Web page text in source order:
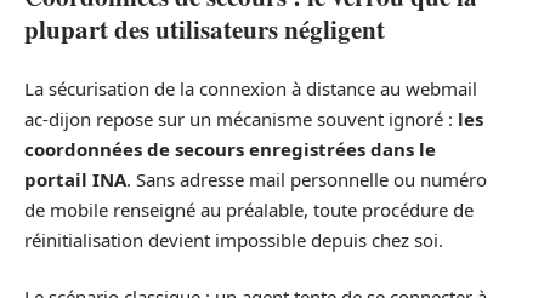
plupart des utilisateurs négligent
La sécurisation de la connexion à distance au webmail
ac-dijon repose sur un mécanisme souvent ignoré : les
coordonnées de secours enregistrées dans le
portail INA. Sans adresse mail personnelle ou numéro
de mobile renseigné au préalable, toute procédure de
réinitialisation devient impossible depuis chez soi.